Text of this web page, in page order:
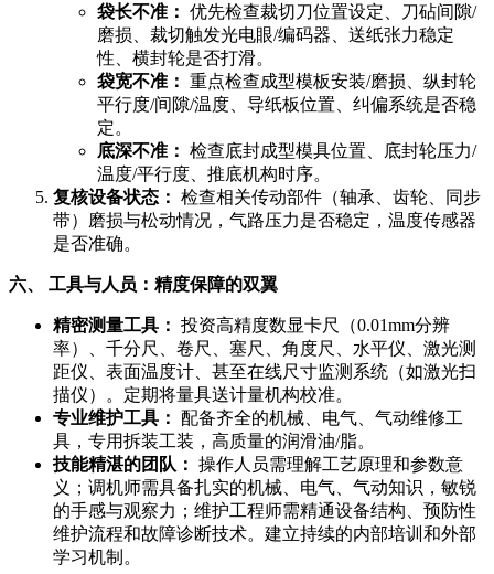
袋长不准： 优先检查裁切刀位置设定、刀砧间隙/
磨损、裁切触发光电眼/编码器、送纸张力稳定
性、横封轮是否打滑。
袋宽不准： 重点检查成型模板安装/磨损、纵封轮
平行度/间隙/温度、导纸板位置、纠偏系统是否稳
定。
底深不准： 检查底封成型模具位置、底封轮压力/
温度/平行度、推底机构时序。
复核设备状态： 检查相关传动部件（轴承、齿轮、同步
带）磨损与松动情况，气路压力是否稳定，温度传感器
是否准确。
六、 工具与人员：精度保障的双翼
精密测量工具： 投资高精度数显卡尺（0.01mm分辨
率）、千分尺、卷尺、塞尺、角度尺、水平仪、激光测
距仪、表面温度计、甚至在线尺寸监测系统（如激光扫
描仪）。定期将量具送计量机构校准。
专业维护工具： 配备齐全的机械、电气、气动维修工
具，专用拆装工装，高质量的润滑油/脂。
技能精湛的团队： 操作人员需理解工艺原理和参数意
义；调机师需具备扎实的机械、电气、气动知识，敏锐
的手感与观察力；维护工程师需精通设备结构、预防性
维护流程和故障诊断技术。建立持续的内部培训和外部
学习机制。